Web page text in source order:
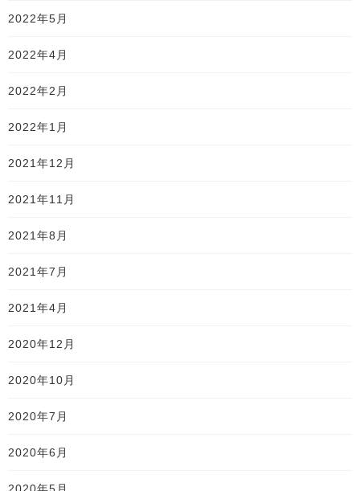
2022年5月
2022年4月
2022年2月
2022年1月
2021年12月
2021年11月
2021年8月
2021年7月
2021年4月
2020年12月
2020年10月
2020年7月
2020年6月